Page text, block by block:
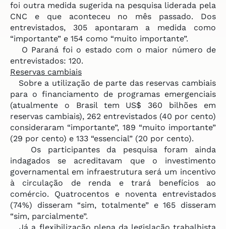
foi outra medida sugerida na pesquisa liderada pela
CNC e que aconteceu no mês passado. Dos
entrevistados, 305 apontaram a medida como
“importante” e 154 como “muito importante”.
O Paraná foi o estado com o maior número de
entrevistados: 120.
Reservas cambiais
Sobre a utilização de parte das reservas cambiais
para o financiamento de programas emergenciais
(atualmente o Brasil tem US$ 360 bilhões em
reservas cambiais), 262 entrevistados (40 por cento)
consideraram “importante”, 189 “muito importante”
(29 por cento) e 133 “essencial” (20 por cento).
Os participantes da pesquisa foram ainda
indagados se acreditavam que o investimento
governamental em infraestrutura será um incentivo
à circulação de renda e trará benefícios ao
comércio. Quatrocentos e noventa entrevistados
(74%) disseram “sim, totalmente” e 165 disseram
“sim, parcialmente”.